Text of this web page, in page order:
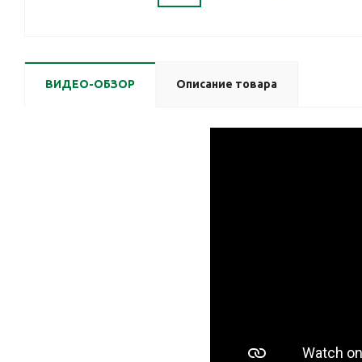
ВИДЕО-ОБЗОР Описание товара